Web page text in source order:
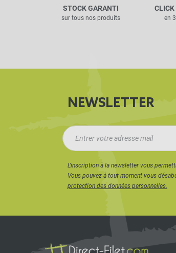
STOCK GARANTI
sur tous nos produits
CLICK
en
NEWSLETTER
L'inscription à la newsletter vous
Vous pouvez à tout moment vous
protection des données personnelles.